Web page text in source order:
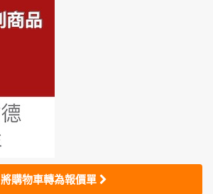
將購物車轉為報價單